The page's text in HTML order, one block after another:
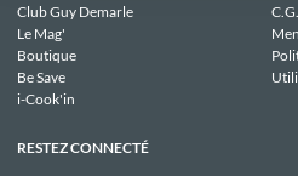
Club Guy Demarle
Le Mag'
Boutique
Be Save
i-Cook'in
RESTEZ CONNECTÉ